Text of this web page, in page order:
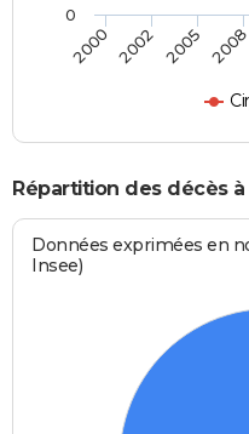
2000 2002 2005 2008
0
Répartition des décès
Données exprimées en
Insee)